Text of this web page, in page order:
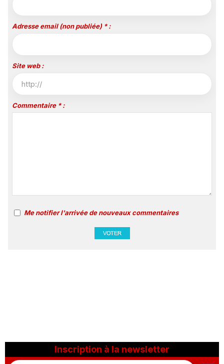
Adresse email (non publiée) * :
Site web :
Commentaire * :
Me notifier l'arrivée de nouveaux commentaires
Inscription à la newsletter